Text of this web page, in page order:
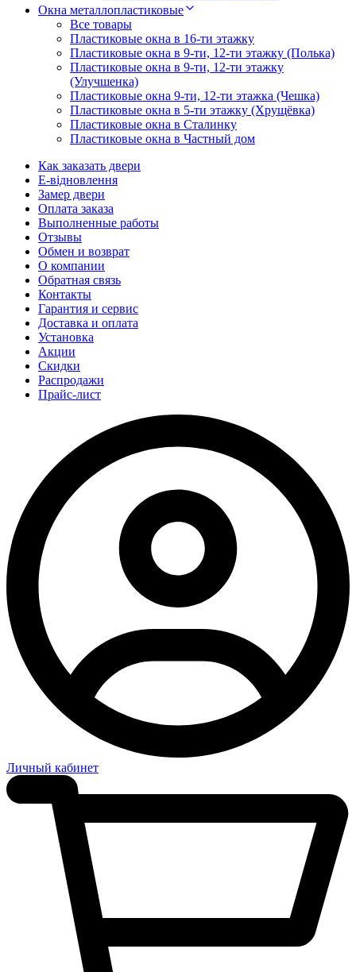
Окна металлопластиковые
Все товары
Пластиковые окна в 16-ти этажку
Пластиковые окна в 9-ти, 12-ти этажку (Полька)
Пластиковые окна в 9-ти, 12-ти этажку
(Улучшенка)
Пластиковые окна 9-ти, 12-ти этажка (Чешка)
Пластиковые окна в 5-ти этажку (Хрущёвка)
Пластиковые окна в Сталинку
Пластиковые окна в Частный дом
Как заказать двери
E-відновлення
Замер двери
Оплата заказа
Выполненные работы
Отзывы
Обмен и возврат
О компании
Обратная связь
Контакты
Гарантия и сервис
Доставка и оплата
Установка
Акции
Скидки
Распродажи
Прайс-лист
Личный кабинет